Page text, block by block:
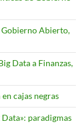
Gobierno Abierto,
Data a Finanzas,
cajas negras
paradigmas